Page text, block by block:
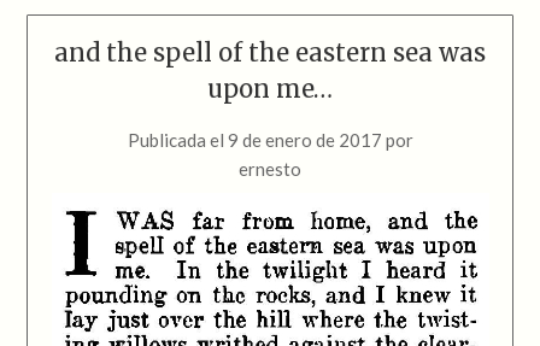
and the spell of the eastern sea was
upon me…
Publicada el 9 de enero de 2017 por
ernesto